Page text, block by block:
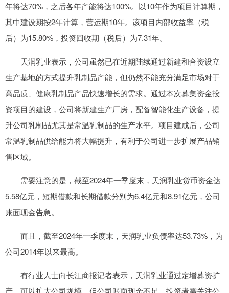
年将达70%，之后各年产能将达100%。以10年作为项目计算期，
其中建设期按2年计算，营运期10年。该项目内部收益率（税
后）为15.80%，投资回收期（税后）为7.31年。
天润乳业表示，公司虽然已在近期陆续通过新建和合资设立
生产基地的方式提升乳制品产能，但仍然不能充分满足市场对于
高品质、健康乳制品产品快速增长的需求。通过本次募集资金投
资项目的建设，公司将新建生产厂房，配备智能化生产设备，提
升公司乳制品尤其是常温乳制品的生产水平。项目建成后，公司
常温乳制品供给能力将大幅提升，有利于公司进一步扩展产品销
售区域。
需要注意的是，截至2024年一季度末，天润乳业货币资金达
5.58亿元，短期借款和长期借款分别为6.4亿元和8.91亿元，公司
账面现金告急。
而且，截至2024年一季度末，天润乳业负债率达53.73%，为
公司2014年以来最高。
有行业人士向长江商报记者表示，天润乳业通过定增募资扩
产，可以扩大公司规模，但公司账面现金不足，投资者需关注公